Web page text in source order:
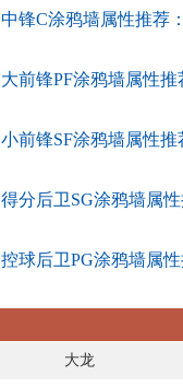
中锋C涂鸦墙属性推荐
大前锋PF涂鸦墙属性
小前锋SF涂鸦墙属性
得分后卫SG涂鸦墙属
控球后卫PG涂鸦墙属
大龙